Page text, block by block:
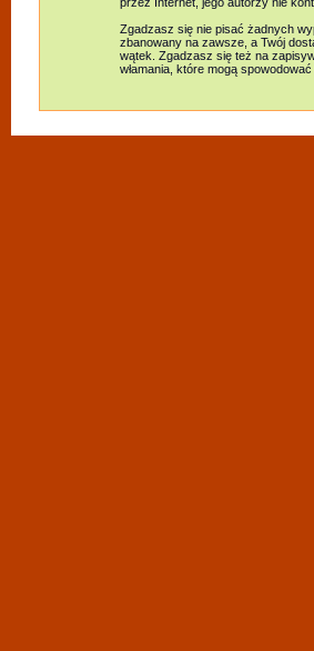
Zgadzasz się nie pisać żadnych
zbanowany na zawsze, a Twój
wątek. Zgadzasz się też na
włamania, które mogą